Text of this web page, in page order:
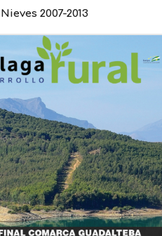
2007-2013